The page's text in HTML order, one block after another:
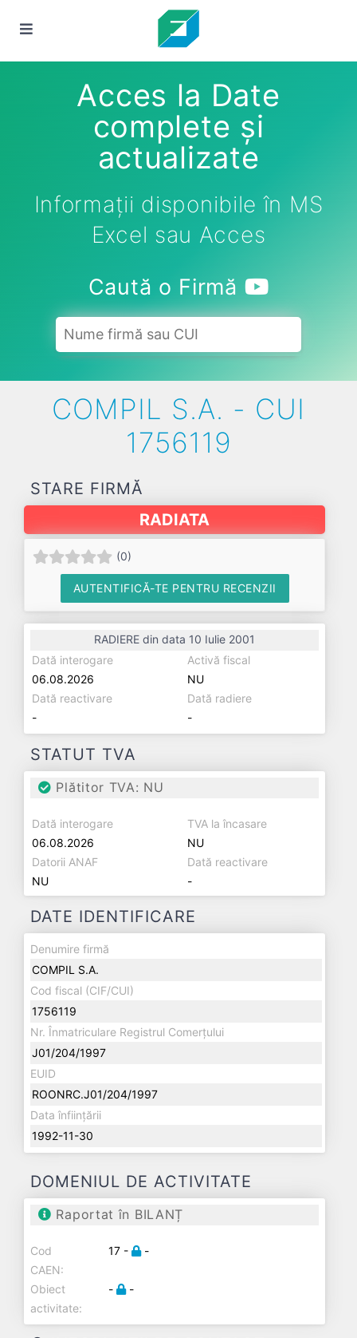
Acces la Date
complete și
actualizate
Informații disponibile în MS
Excel sau Acces
Caută o Firmă
COMPIL S.A. - CUI
1756119
STARE FIRMĂ
RADIATA
(0)
AUTENTIFICĂ-TE PENTRU RECENZII
RADIERE din data 10 Iulie 2001
Dată interogare
06.08.2026
Activă fiscal
NU
Dată reactivare
-
Dată radiere
-
STATUT TVA
Plătitor TVA: NU
Dată interogare
06.08.2026
TVA la încasare
NU
Datorii ANAF
NU
Dată reactivare
-
DATE IDENTIFICARE
Denumire firmă
COMPIL S.A.
Cod fiscal (CIF/CUI)
1756119
Nr. Înmatriculare Registrul Comerțului
J01/204/1997
EUID
ROONRC.J01/204/1997
Data înființării
1992-11-30
DOMENIUL DE ACTIVITATE
Raportat în BILANȚ
Cod
CAEN:
17 - -
Obiect
activitate:
- -